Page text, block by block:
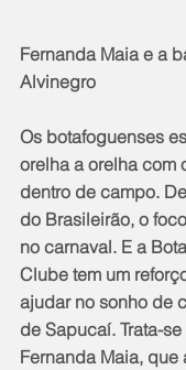
Fernanda Maia e a
Alvinegro
Os botafoguenses
orelha a orelha com
dentro de campo.
do Brasileirão, o
no carnaval. E a
Clube tem um
ajudar no sonho de
de Sapucaí. Trata-
Fernanda Maia, que